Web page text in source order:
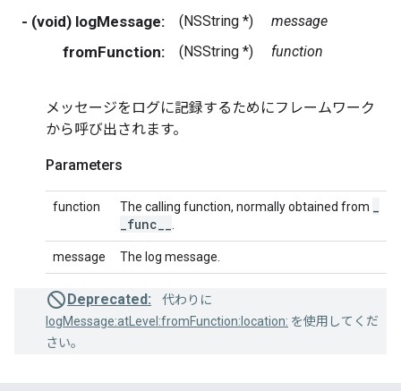
- (void) logMessage: (NSString *) message
fromFunction: (NSString *) function
メッセージをログに記録するためにフレームワーク
から呼び出されます。
Parameters
function The calling function, normally obtained from
func
message The log message.
Deprecated:
代わりに
logMessage:atLevel:fromFunction:location: を使用してくだ
さい。